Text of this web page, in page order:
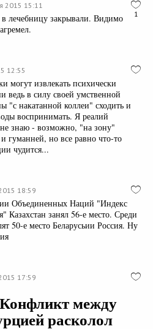
1
2015 15:11
в лечебницу закрывали. Видимо
12:55
могут извлекать психически
ведь в силу своей умственной
"с накатанной коллеи" сходить и
воспринимать. Я реалий
знаю - возможно, "на зону"
гуманней, но все равно что-то
чудится...
18:59
Объединенных Наций "Индекс
Казахстан занял 56-е место. Среди
50-е место Беларусьии Россия. Ну
17:59
между
расколол